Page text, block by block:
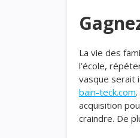
La vie des
l’école,
vasque serait
bain-teck.com
acquisition
craindre. De